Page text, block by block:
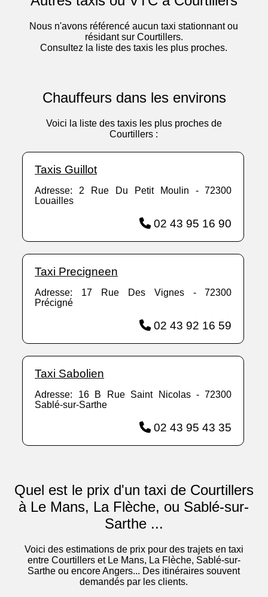
Nous n'avons référencé aucun taxi stationnant ou
résidant sur Courtillers.
Consultez la liste des taxis les plus proches.
Chauffeurs dans les environs
Voici la liste des taxis les plus proches de
Courtillers :
Taxis Guillot
Adresse: 2 Rue Du Petit Moulin - 72300
Louailles
02 43 95 16 90
Taxi Precigneen
Adresse: 17 Rue Des Vignes - 72300
Précigné
02 43 92 16 59
Taxi Sabolien
Adresse: 16 B Rue Saint Nicolas - 72300
Sablé-sur-Sarthe
02 43 95 43 35
Quel est le prix d'un taxi de Courtillers
à Le Mans, La Flèche, ou Sablé-sur-
Sarthe ...
Voici des estimations de prix pour des trajets en taxi
entre Courtillers et Le Mans, La Flèche, Sablé-sur-
Sarthe ou encore Angers... Des itinéraires souvent
demandés par les clients.